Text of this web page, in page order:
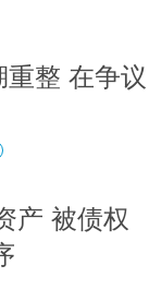
整 在争议
产 被债权